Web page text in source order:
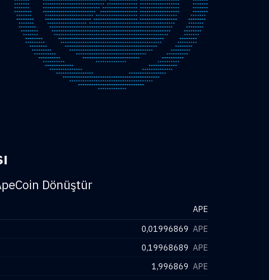
Dönüştür
APE
0,01996869 APE
0,19968689 APE
1,996869 APE